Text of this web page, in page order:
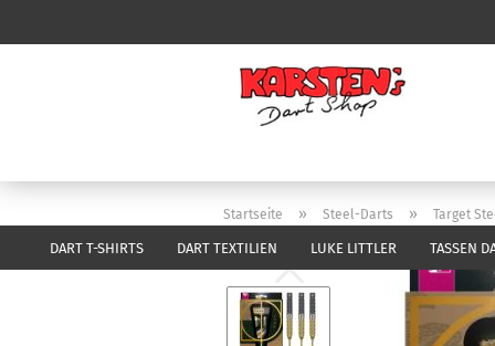
DART T-SHIRTS DART TEXTILIEN LUKE LITTLER TASSEN
Startseite » Steel-Darts » Target